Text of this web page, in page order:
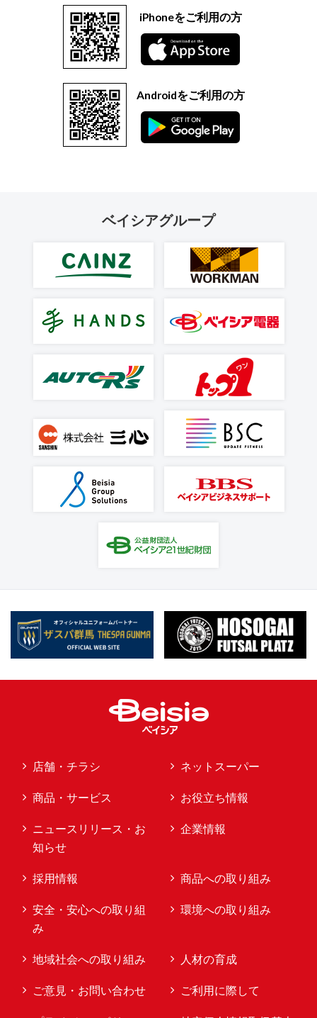
iPhoneをご利用の方
Androidをご利用の方
ベイシアグループ
店舗・チラシ ネットスーパー
商品・サービス お役立ち情報
ニュースリリース・お
知らせ
企業情報
採用情報 商品への取り組み
安全・安心への取り組
み
環境への取り組み
地域社会への取り組み 人材の育成
ご意見・お問い合わせ ご利用に際して